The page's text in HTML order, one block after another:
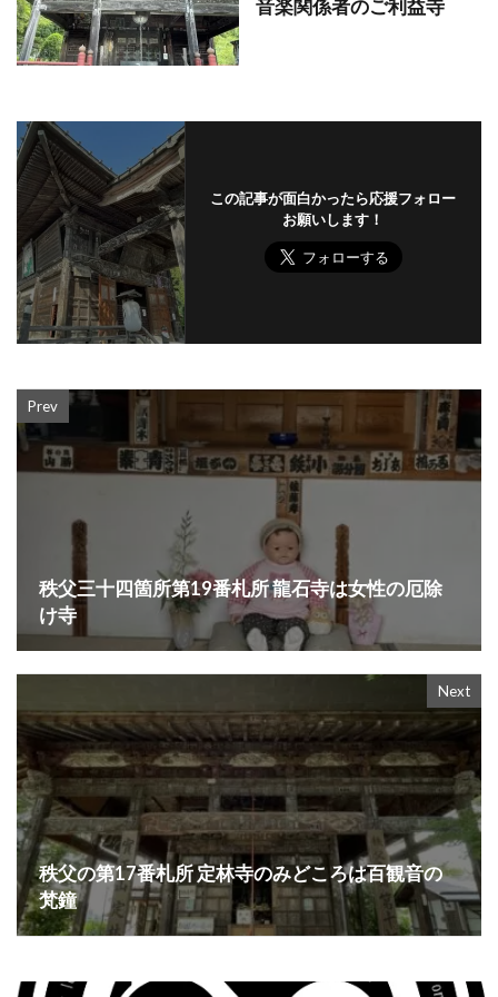
音楽関係者のご利益寺
この記事が面白かったら応援フォロー
お願いします！
Prev
秩父三十四箇所第19番札所 龍石寺は女性の厄除
け寺
Next
秩父の第17番札所 定林寺のみどころは百観音の
梵鐘